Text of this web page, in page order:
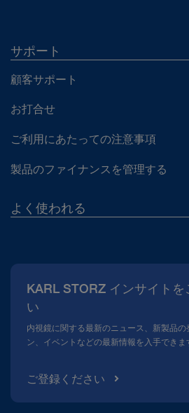
サポート
顧客サポート
お打合せ
ご利用にあたっての注意事項
製品のファイナンスを管理する
よく使われる
コンプライアンスホットライン
メディアテーク
KARL STORZ インサイトを
い
内視鏡に関する最新のニュース、新製品の
ン、イベントなどの最新情報を入手できま
ご登録ください